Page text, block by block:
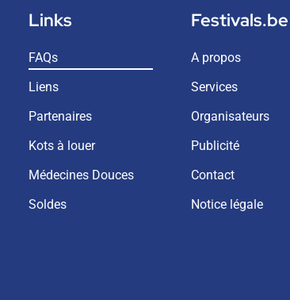
Links
FAQs
Liens
Partenaires
Kots à louer
Médecines Douces
Soldes
Festivals.be
A propos
Services
Organisateurs
Publicité
Contact
Notice légale